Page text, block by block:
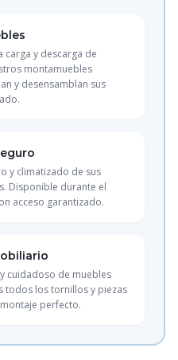
carga y descarga de
montamuebles
y desensamblan sus
y climatizado de sus
Disponible durante el
acceso garantizado.
cuidadoso de muebles
todos los tornillos y piezas
perfecto.